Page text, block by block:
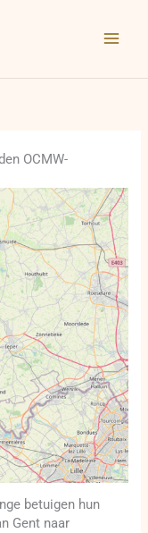
OCMW-
betuigen hun
Gent naar